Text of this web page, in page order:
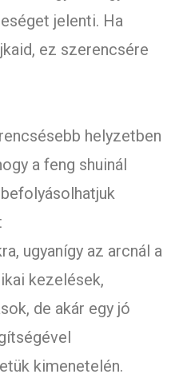
jelenti. Ha
ez szerencsére
helyzetben
a feng shuinál
ugyanígy az arcnál a
kezelések,
de akár egy jó
kimenetelén.